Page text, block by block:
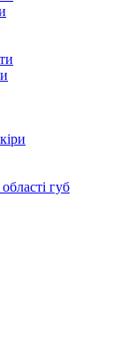
губ